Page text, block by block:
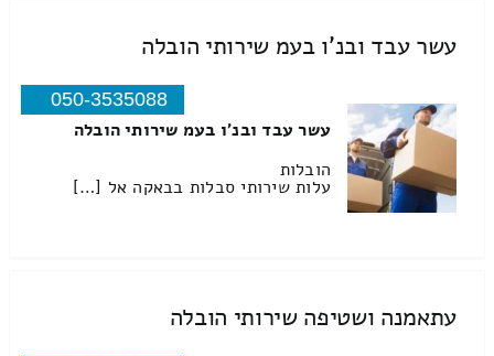
עשר עבד ובנ'ו בעמ שירותי הובלה
050-3535088
עשר עבד ובנ'ו בעמ שירותי הובלה
הובלות
עלות שירותי סבלות בבאקה אל […]
עתאמנה ושטיפה שירותי הובלה